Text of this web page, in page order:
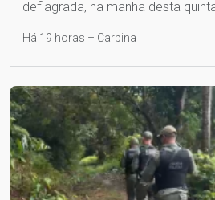
deflagrada, na manhã desta
Há 19 horas – Carpina